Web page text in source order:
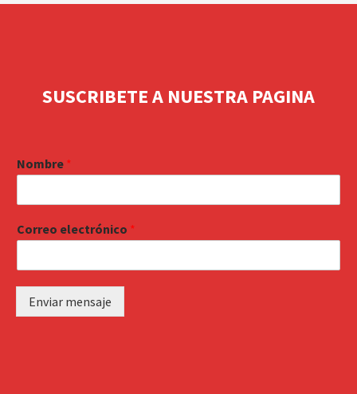
SUSCRIBETE A NUESTRA PAGINA
Nombre *
Correo electrónico *
Enviar mensaje